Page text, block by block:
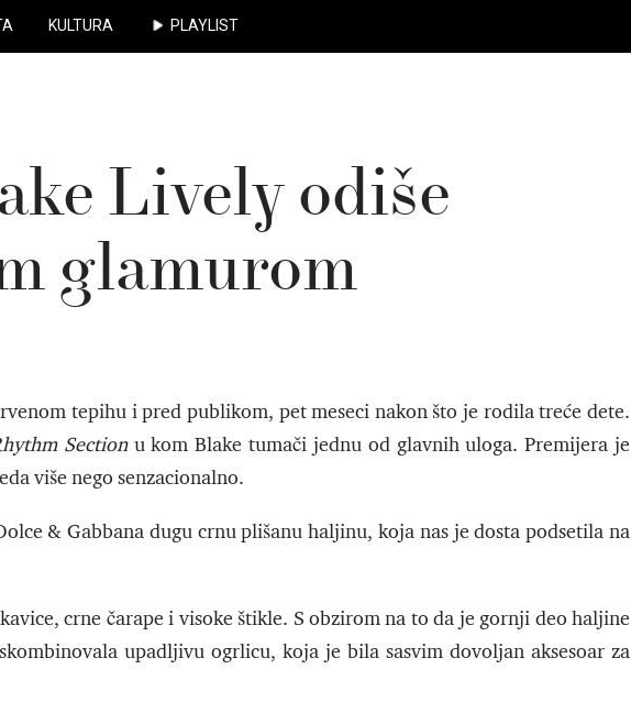
KULTURA PLAYLIST
Lively odiše
glamurom
tepihu i pred publikom, pet meseci nakon što je rodila treće dete.
Sectionu kom Blake tumači jednu od glavnih uloga. Premijera je
više nego senzacionalno.
& Gabbana dugu crnu plišanu haljinu, koja nas je dosta podsetila na
crne čarape i visoke štikle. S obzirom na to da je gornji deo haljine
upadljivu ogrlicu, koja je bila sasvim dovoljan aksesoar za